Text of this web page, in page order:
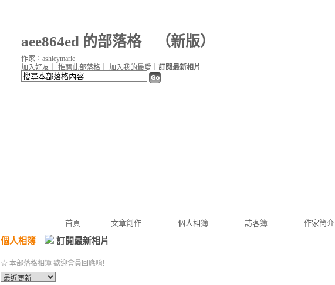
aee864ed 的部落格（新版）
首頁 文章創作 個人相簿 訪客簿 作家簡介
加入好友 推薦此部落格 加入我的最愛 訂閱最新相片
作家：ashleymarie
個人相簿 訂閱最新相片
☆ 本部落格相簿 歡迎會員回應唷!